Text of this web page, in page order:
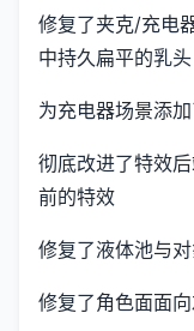
修复了夹克/充电
中持久扁平的乳头
为充电器场景添
彻底改进了特效
前的特效
修复了液体池与
修复了角色面面